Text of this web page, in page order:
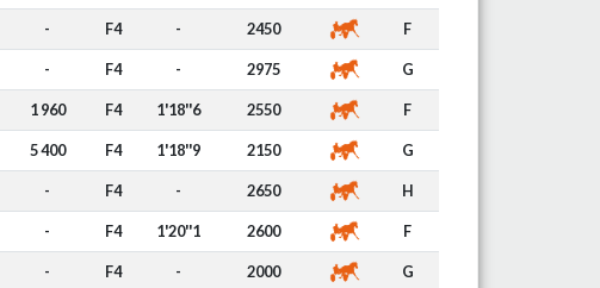
- F4 - 2450 F
- F4 - 2975 G
1 960 F4 1'18''6 2550 F
5 400 F4 1'18''9 2150 G
- F4 - 2650 H
- F4 1'20''1 2600 F
- F4 - 2000 G